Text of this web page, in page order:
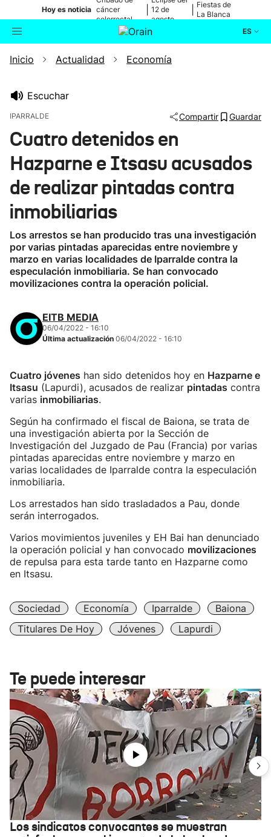
Hoy es noticia cáncer
colorrectal
12 de
agosto
Fiestas de
La Blanca
ES
Buscador Actualidad
Ikusmiran
Eguraldia
Inicio Actualidad Economía
Escuchar
IPARRALDE Compartir Guardar
Cuatro detenidos en
Hazparne e Itsasu acusados
de realizar pintadas contra
inmobiliarias
Los arrestos se han producido tras una investigación
por varias pintadas aparecidas entre noviembre y
marzo en varias localidades de Iparralde contra la
especulación inmobiliaria. Se han convocado
movilizaciones contra la operación policial.
EITB MEDIA
06/04/2022 - 16:10
Última actualización 06/04/2022 - 16:10
Cuatro jóvenes han sido detenidos hoy en Hazparne e
Itsasu (Lapurdi), acusados de realizar pintadas contra
varias inmobiliarias.
Según ha confirmado el fiscal de Baiona, se trata de
una investigación abierta por la Sección de
Investigación del Juzgado de Pau (Francia) por varias
pintadas aparecidas entre noviembre y marzo en
varias localidades de Iparralde contra la especulación
inmobiliaria.
Los arrestados han sido trasladados a Pau, donde
serán interrogados.
Varios movimientos juveniles y EH Bai han denunciado
la operación policial y han convocado movilizaciones
de repulsa para esta tarde tanto en Hazparne como
en Itsasu.
Sociedad Economía Iparralde
Baiona
Titulares De Hoy
Jóvenes Lapurdi
Te puede interesar
Los sindicatos convocantes se muestran